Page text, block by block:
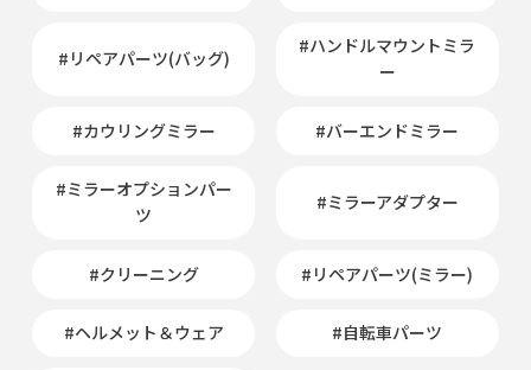
#リペアパーツ(バッグ)
#ハンドルマウントミラ
ー
#カウリングミラー #バーエンドミラー
#ミラーオプションパー
ツ
#ミラーアダプター
#クリーニング #リペアパーツ(ミラー)
#ヘルメット＆ウェア #自転車パーツ